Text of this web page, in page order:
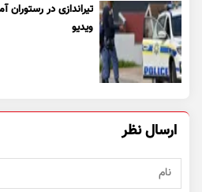
ویدیو
ارسال نظر